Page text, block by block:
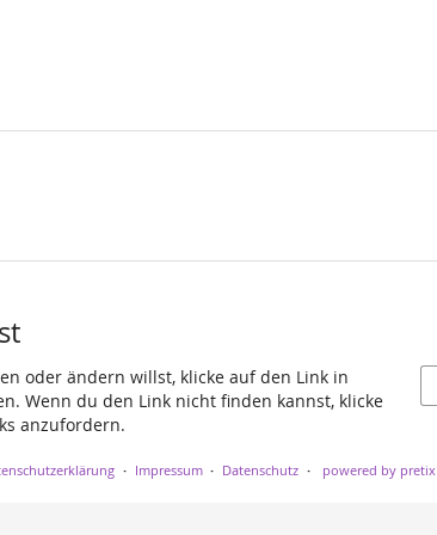
oder ändern willst, klicke auf den Link in
Wenn du den Link nicht finden kannst, klicke
anzufordern.
Impressum Datenschutz powered by pretix